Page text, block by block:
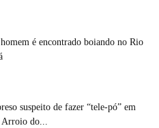
é encontrado boiando no Rio
suspeito de fazer “tele-pó” em
Arroio do...